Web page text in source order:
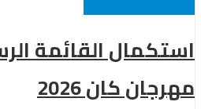
استكمال القائمة
مهرجان كان 2026